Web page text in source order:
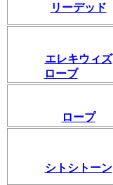
リーデッド
エレキウィズ
ローブ
ロープ
シトシトーン